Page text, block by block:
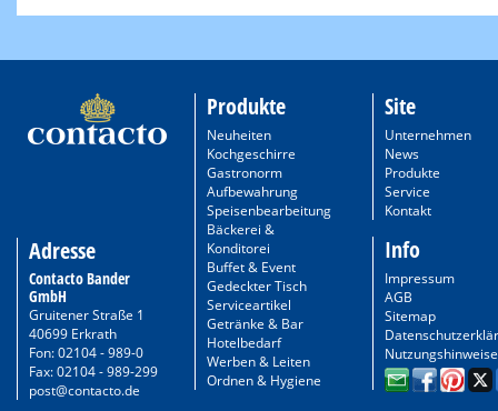
Adresse
Contacto Bander
GmbH
Gruitener Straße 1
40699 Erkrath
Fon: 02104 - 989-0
Fax: 02104 - 989-299
post@contacto.de
Produkte
Neuheiten
Kochgeschirre
Gastronorm
Aufbewahrung
Speisenbearbeitung
Bäckerei &
Konditorei
Buffet & Event
Gedeckter Tisch
Serviceartikel
Getränke & Bar
Hotelbedarf
Werben & Leiten
Ordnen & Hygiene
Site
Unternehmen
News
Produkte
Service
Kontakt
Info
Impressum
AGB
Sitemap
Nutzungshinweise